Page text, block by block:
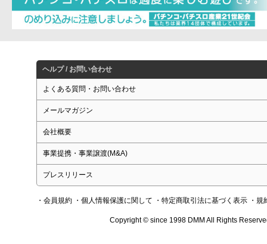
ヘルプ / お問い合わせ
よくある質問・お問い合わせ
メールマガジン
会社概要
事業提携・事業譲渡(M&A)
プレスリリース
・会員規約 ・個人情報保護に関して ・特定商取引法に基づく表示 ・規
Copyright © since 1998 DMM All Rights